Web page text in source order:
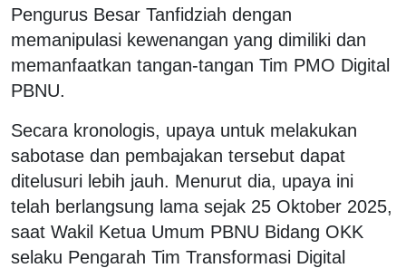
Pengurus Besar Tanfidziah dengan
memanipulasi kewenangan yang dimiliki dan
memanfaatkan tangan-tangan Tim PMO Digital
PBNU.
Secara kronologis, upaya untuk melakukan
sabotase dan pembajakan tersebut dapat
ditelusuri lebih jauh. Menurut dia, upaya ini
telah berlangsung lama sejak 25 Oktober 2025,
saat Wakil Ketua Umum PBNU Bidang OKK
selaku Pengarah Tim Transformasi Digital